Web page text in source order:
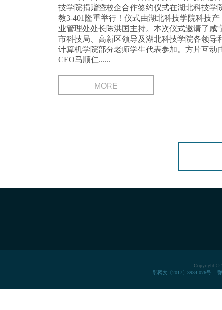
技学院捐赠暨校企合作签约仪式在湖北科技学
教3-401隆重举行！仪式由湖北科技学院科技产
业管理处处长陈洪国主持。本次仪式邀请了咸
市科技局、高新区领导及湖北科技学院各领导
计算机学院部分老师学生代表参加。方片互动
CEO马顺仁......
MORE
Copyright ©
鄂网文〔2017〕3934-076号